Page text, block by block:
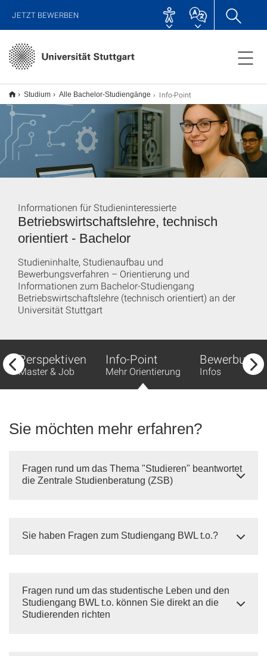
JETZT BEWERBEN
Studium Alle Bachelor-Studiengänge Info-Point
Betriebswirtschaftslehre, technisch
orientiert - Bachelor
Informationen für Studieninteressierte
Studieninhalte, Studienaufbau und
Bewerbungsverfahren – Orientierung und
Informationen zum Bachelor-Studiengang
Betriebswirtschaftslehre (technisch orientiert) an der
Universität Stuttgart
Perspektiven
Master & Job
Info-Point
Mehr Orientierung
Bewerbung
Infos
Sie möchten mehr erfahren?
Fragen rund um das Thema "Studieren" beantwortet
die Zentrale Studienberatung (ZSB)
Sie haben Fragen zum Studiengang BWL t.o.?
Fragen rund um das studentische Leben und den
Studiengang BWL t.o. können Sie direkt an die
Studierenden richten